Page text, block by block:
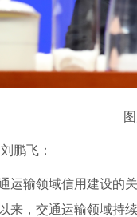
图为
鹏飞：
输领域信用建设的关
来，交通运输领域持